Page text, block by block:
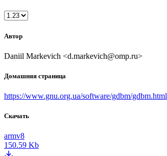
Автор
Daniil Markevich <d.markevich@omp.ru>
Домашняя страница
https://www.gnu.org.ua/software/gdbm/gdbm.html
Скачать
armv8
150.59 Kb